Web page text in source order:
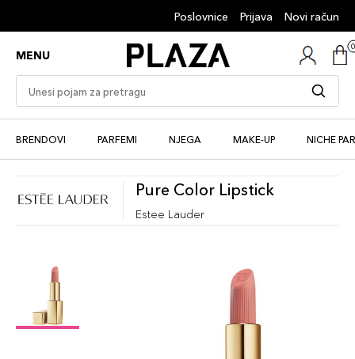
Poslovnice Prijava Novi račun
MENU
BRENDOVI PARFEMI NJEGA MAKE-UP NICHE
Pure Color Lipstick
Estee Lauder